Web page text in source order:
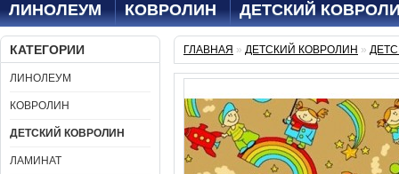
ЛИНОЛЕУМ КОВРОЛИН ДЕТСКИЙ
КАТЕГОРИИ
ЛИНОЛЕУМ
КОВРОЛИН
ДЕТСКИЙ КОВРОЛИН
ЛАМИНАТ
ГЛАВНАЯ » ДЕТСКИЙ КОВРОЛИН »